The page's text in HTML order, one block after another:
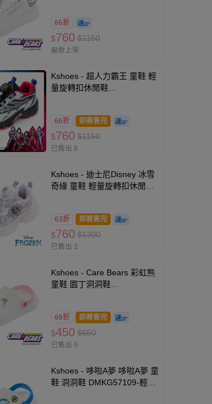
童段)
66折
$760 $1150
最新上架
Kshoes - 超人力霸王 童鞋 輕
量旋轉扣休閒鞋
66折 即將售完
$760 $1150
已售出 8
Kshoes - 迪士尼Disney 冰雪
奇緣 童鞋 輕量旋轉扣休閒鞋
63折 即將售完
$760 $1200
已售出 2
Kshoes - Care Bears 彩虹熊
童鞋 園丁洞洞鞋
69折 即將售完
$450 $650
已售出 6
Kshoes - 哆啦A夢 哆啦A夢 童
鞋 洞洞鞋 DMKG57109-輕量